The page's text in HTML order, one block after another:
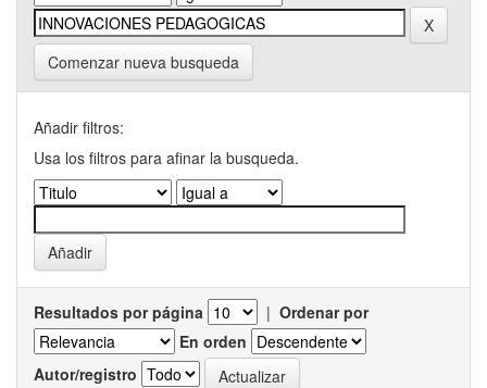
Comenzar nueva busqueda
Añadir filtros:
Usa los filtros para afinar la busqueda.
Resultados por página | Ordenar por
En orden
Autor/registro